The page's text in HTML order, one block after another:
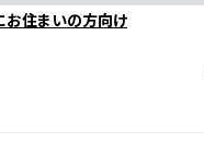
お住まいの方向け